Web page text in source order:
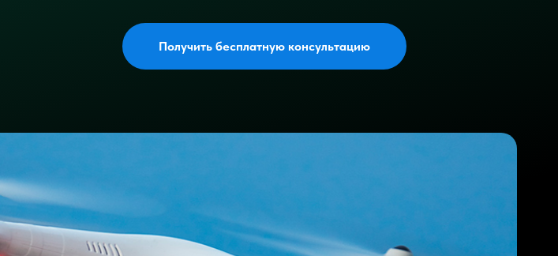
Получить бесплатную консультацию